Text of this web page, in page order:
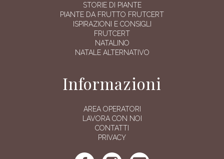
STORIE DI PIANTE
PIANTE DA FRUTTO FRUTCERT
ISPIRAZIONI E CONSIGLI
FRUTCERT
NATALINO
NATALE ALTERNATIVO
Informazioni
AREA OPERATORI
LAVORA CON NOI
CONTATTI
PRIVACY